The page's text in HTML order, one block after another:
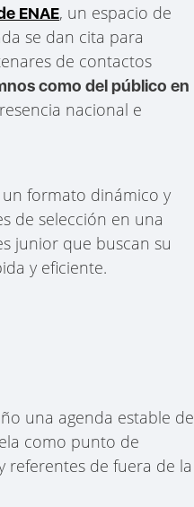
ENAE, un espacio de
se dan cita para
de contactos
como del público en
nacional e
un formato dinámico y
de selección en una
junior que buscan su
y eficiente.
una agenda estable de
como punto de
referentes de fuera de la